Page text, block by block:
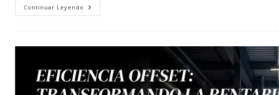
Continuar Leyendo El
Futuro
En
Digital